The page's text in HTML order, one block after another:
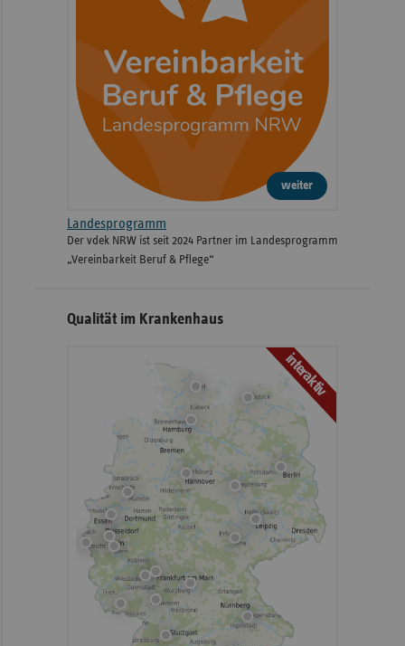
weiter
Landesprogramm
Der vdek NRW ist seit 2024 Partner im Landesprogramm
„Vereinbarkeit Beruf & Pflege“
Qualität im Krankenhaus
interaktiv